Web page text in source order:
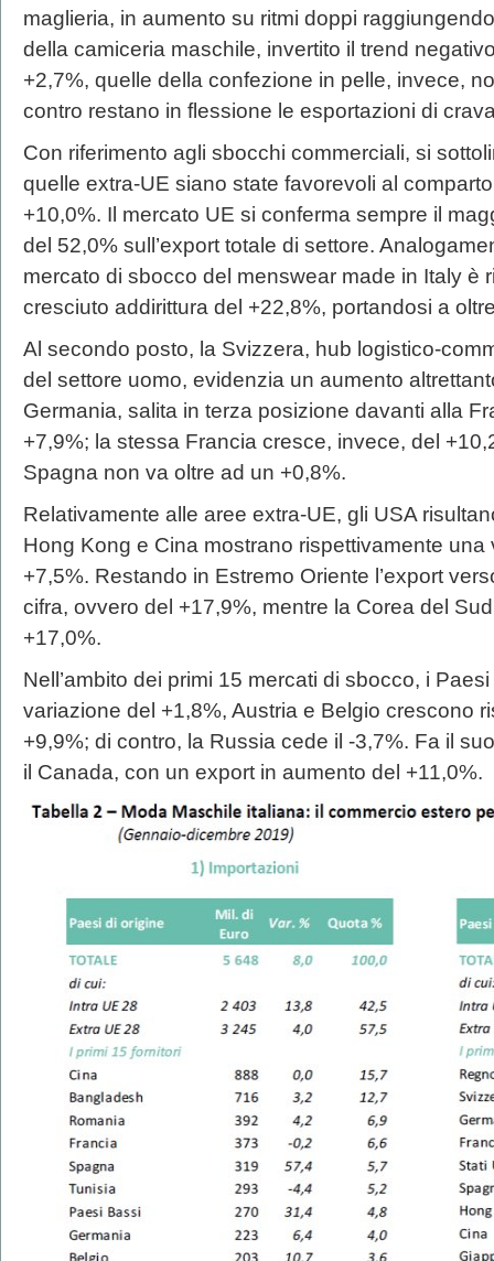
maglieria, in aumento su ritmi doppi
della camiceria maschile, invertito il trend
+2,7%, quelle della confezione in pelle, invece,
contro restano in flessione le esportazioni di
Con riferimento agli sbocchi commerciali, si
quelle extra-UE siano state favorevoli al
+10,0%. Il mercato UE si conferma sempre il
del 52,0% sull’export totale di settore.
mercato di sbocco del menswear made in Italy è
cresciuto addirittura del +22,8%, portandosi a
Al secondo posto, la Svizzera, hub logistico-
del settore uomo, evidenzia un aumento
Germania, salita in terza posizione davanti alla
+7,9%; la stessa Francia cresce, invece, del
Spagna non va oltre ad un +0,8%.
Relativamente alle aree extra-UE, gli USA
Hong Kong e Cina mostrano rispettivamente
+7,5%. Restando in Estremo Oriente l’export
cifra, ovvero del +17,9%, mentre la Corea del
+17,0%.
Nell’ambito dei primi 15 mercati di sbocco, i
variazione del +1,8%, Austria e Belgio crescono
+9,9%; di contro, la Russia cede il -3,7%. Fa il
il Canada, con un export in aumento del +11,0%.